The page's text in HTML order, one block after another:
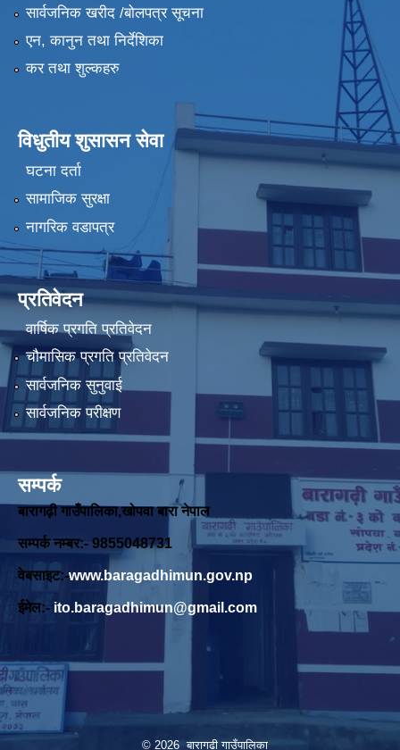
सार्वजनिक खरीद /बोलपत्र सूचना
एन, कानुन तथा निर्देशिका
कर तथा शुल्कहरु
विधुतीय शुसासन सेवा
घटना दर्ता
सामाजिक सुरक्षा
नागरिक वडापत्र
प्रतिवेदन
वार्षिक प्रगति प्रतिवेदन
चौमासिक प्रगति प्रतिवेदन
सार्वजनिक सुनुवाई
सार्वजनिक परीक्षण
सम्पर्क
बारागढ़ी गाउँपालिका,खोपवा बारा नेपाल
सम्पर्क नम्बर:- 9855048731
वेबसाइट:-www.baragadhimun.gov.np
ईमेल:- ito.baragadhimun@gmail.com
© 2026 बारागढी गाउँपालिका